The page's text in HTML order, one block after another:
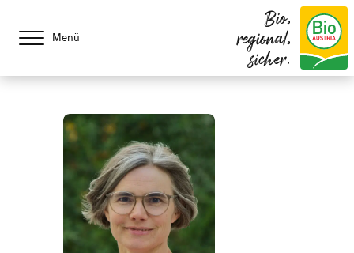
Menü
Bio,
regional,
sicher.